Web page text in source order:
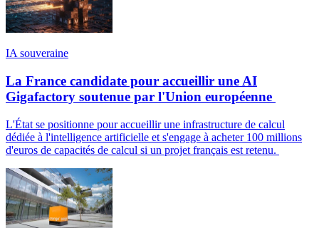
IA souveraine
La France candidate pour accueillir une AI
Gigafactory soutenue par l'Union européenne
L'État se positionne pour accueillir une infrastructure de calcul
dédiée à l'intelligence artificielle et s'engage à acheter 100 millions
d'euros de capacités de calcul si un projet français est retenu.